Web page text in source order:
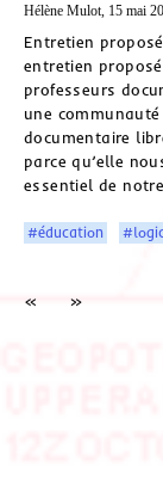
Hélène Mulot, 15 mai
Entretien
entretien
professeurs
une
documentaire
parce qu’elle
essentiel de
#éducation
« »